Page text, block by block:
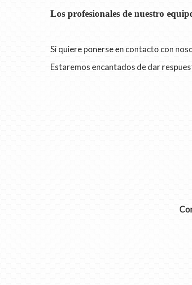
Los profesionales de nuestro
Si quiere ponerse en contacto con
Estaremos encantados de dar